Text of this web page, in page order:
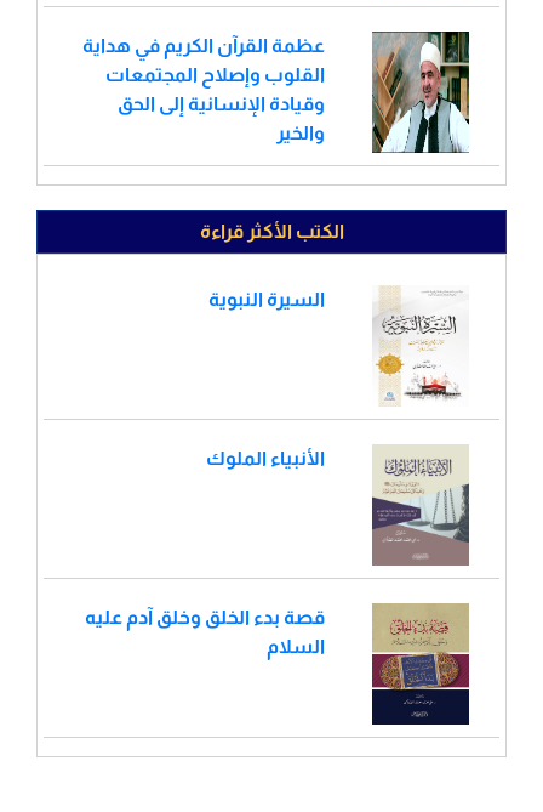
عظمة القرآن الكريم في هداية
القلوب وإصلاح المجتمعات
وقيادة الإنسانية إلى الحق
والخير
الكتب الأكثر قراءة
السيرة النبوية
الأنبياء الملوك
قصة بدء الخلق وخلق آدم عليه
السلام